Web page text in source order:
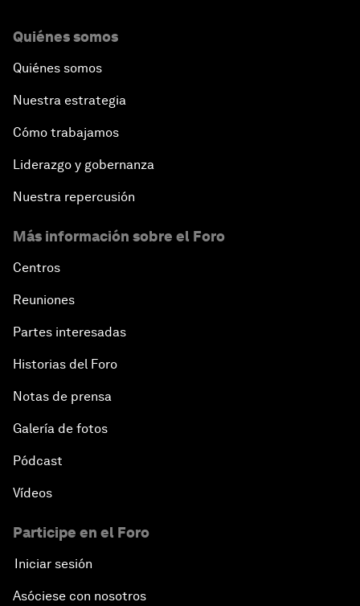
Quiénes somos
Quiénes somos
Nuestra estrategia
Cómo trabajamos
Liderazgo y gobernanza
Nuestra repercusión
Más información sobre el Foro
Centros
Reuniones
Partes interesadas
Historias del Foro
Notas de prensa
Galería de fotos
Pódcast
Vídeos
Participe en el Foro
Iniciar sesión
Asóciese con nosotros